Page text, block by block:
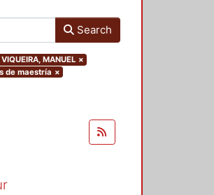
Search
MANUEL ×
de maestría ×